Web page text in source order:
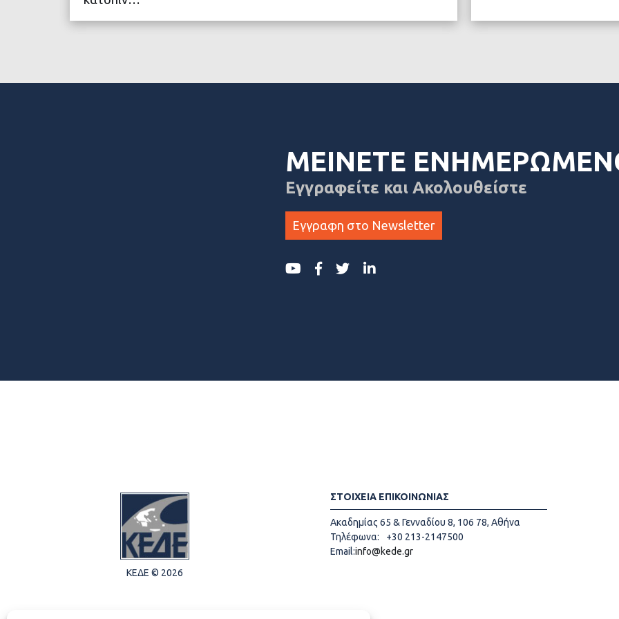
ΜΕΙΝΕΤΕ
Εγγραφείτε και Ακολουθείστε
Εγγραφη στο Newsletter
ΚΕΔΕ © 2026
ΣΤΟΙΧΕΙΑ ΕΠΙΚΟΙΝΩΝΙΑΣ
Ακαδημίας 65 & Γενναδίου 8, 106 78, Αθήνα
Τηλέφωνα:
+30 213-2147500
Email:info@kede.gr